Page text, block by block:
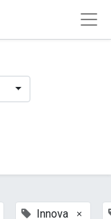
Innova ×